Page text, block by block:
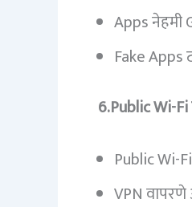
Apps नेहमी
Fake Apps
6.Public Wi-Fi
Public Wi-
VPN